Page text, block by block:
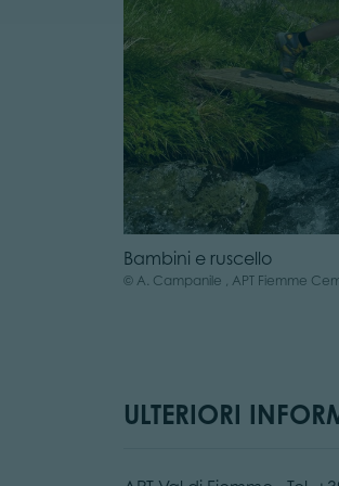
Bambini e ruscello
© A. Campanile , APT Fiemme
ULTERIORI